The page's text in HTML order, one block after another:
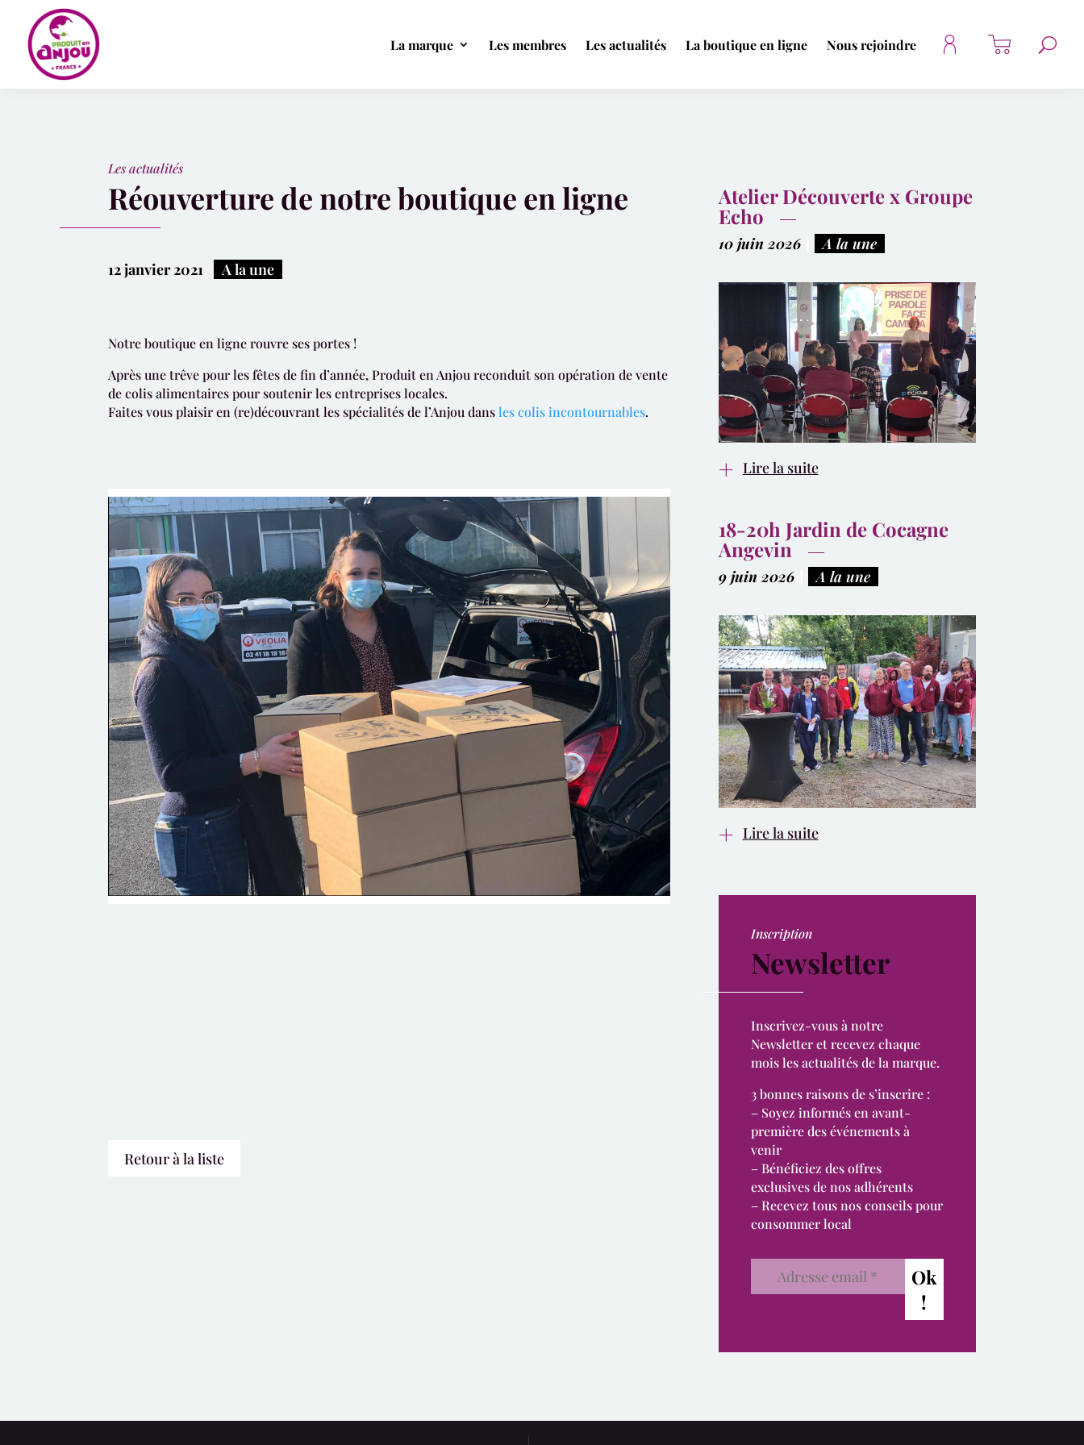
La marque Les membres Les actualités La boutique en ligne Nous rejoindre
Les actualités
Réouverture de notre boutique en ligne
12 janvier 2021 A la une
Notre boutique en ligne rouvre ses portes !
Après une trêve pour les fêtes de fin d’année, Produit en Anjou reconduit son opération de vente
de colis alimentaires pour soutenir les entreprises locales.
Faites vous plaisir en (re)découvrant les spécialités de l’Anjou dansles colis incontournables.
Retour à la liste
Atelier Découverte x Groupe
Echo
10 juin 2026| A la une
Lire la suite
18-20h Jardin de Cocagne
Angevin
9 juin 2026| A la une
Lire la suite
Inscription
Newsletter
Inscrivez-vous à notre
Newsletter et recevez chaque
mois les actualités de la marque.
3 bonnes raisons de s’inscrire :
– Soyez informés en avant-
première des événements à
venir
– Bénéficiez des offres
exclusives de nos adhérents
– Recevez tous nos conseils pour
consommer local
Panneau de gestion des cookies